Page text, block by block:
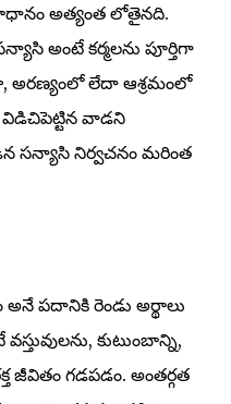
సమాధానం అత్యంత లోతైనది.
అంటే కర్మలను పూర్తిగా
అరణ్యంలో లేదా ఆశ్రమంలో
వాడని
సన్యాసి నిర్వచనం మరింత
పదానికి రెండు అర్థాలు
కుటుంబాన్ని,
జీవితం గడపడం. అంతర్గత